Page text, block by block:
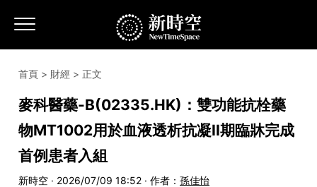
首頁 > 財經 > 正文
麥科醫藥-B(02335.HK)：雙功能抗栓藥
物MT1002用於血液透析抗凝II期臨牀完成
首例患者入組
新時空 · 2026/07/09 18:52 · 作者： 孫佳怡